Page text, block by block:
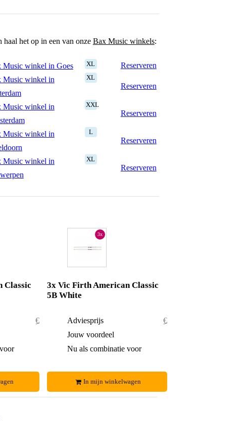
haal het op in een van onze Bax Music winkels:
Music winkel in Goes XL
Reserveren
Music winkel in
XL
Reserveren
Music winkel in
XXL
Reserveren
Music winkel in
L
Reserveren
Music winkel in
XL
Reserveren
Classic
€ 30,40
3x
3x Vic Firth American Classic
5B White
Adviesprijs
€ 45,60
Jouw voordeel
Nu als combinatie voor
In mijn winkelwagen